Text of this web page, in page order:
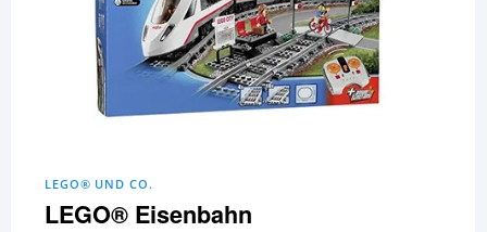
LEGO® UND CO.
LEGO® Eisenbahn